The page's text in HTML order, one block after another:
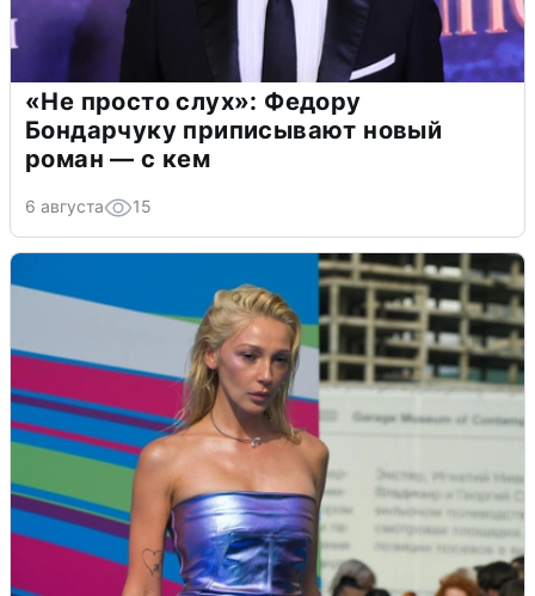
«Не просто слух»: Федору
Бондарчуку приписывают новый
роман — с кем
6 августа 15